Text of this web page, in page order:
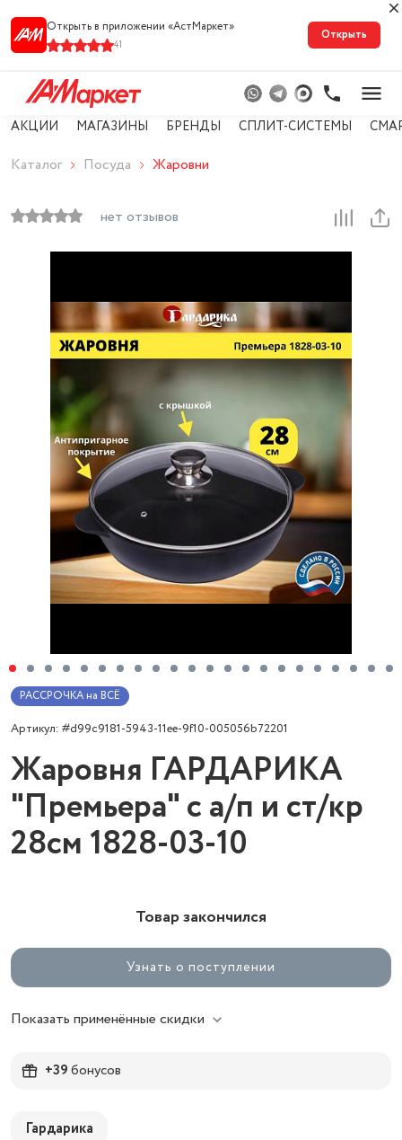
Открыть в приложении «АстМарке‪т‬»
41
Открыть
АКЦИИ МАГАЗИНЫ БРЕНДЫ СПЛИТ-СИСТЕМЫ
Каталог Посуда Жаровни
нет отзывов
РАССРОЧКА на ВСЁ
Артикул: #d99c9181-5943-11ee-9f10-005056b72201
Жаровня ГАРДАРИКА
"Премьера" с а/п и ст/кр
28см 1828-03-10
Товар закончился
Узнать о поступлении
Показать применённые скидки
+39бонусов
Гардарика